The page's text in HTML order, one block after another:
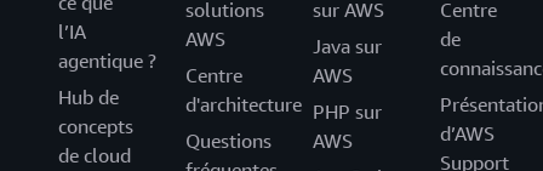
l’IA
agentique ?
Hub de
concepts
de cloud
solutions
AWS
Centre
d'architecture
Questions
sur AWS
Java sur
AWS
PHP sur
AWS
Centre
de
d’AWS
Support